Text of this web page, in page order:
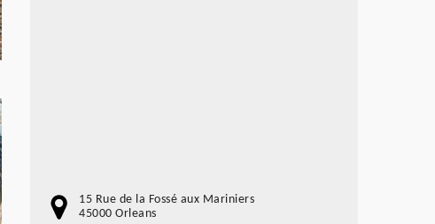
15 Rue de la Fossé aux Mariniers
45000 Orleans